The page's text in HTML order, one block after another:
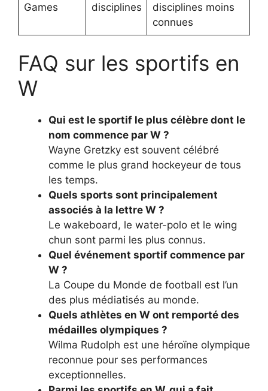
Games
disciplines
disciplines moins
connues
FAQ sur les sportifs en
W
Qui est le sportif le plus célèbre dont le
nom commence par W ?
Wayne Gretzky est souvent célébré
comme le plus grand hockeyeur de tous
les temps.
Quels sports sont principalement
associés à la lettre W ?
Le wakeboard, le water-polo et le wing
chun sont parmi les plus connus.
Quel événement sportif commence par
W ?
La Coupe du Monde de football est l’un
des plus médiatisés au monde.
Quels athlètes en W ont remporté des
médailles olympiques ?
Wilma Rudolph est une héroïne olympique
reconnue pour ses performances
exceptionnelles.